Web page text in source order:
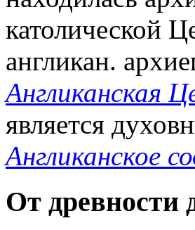
католической
англикан.
Англиканская
является
Англиканское
От древности